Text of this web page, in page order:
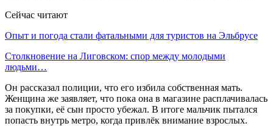
Сейчас читают
Опыт и погода стали фатальными для туристов на Эльбрусе
Столкновение на Лиговском: спор между молодыми
людьми…
Он рассказал полиции, что его избила собственная мать.
Женщина же заявляет, что пока она в магазине расплачивалась
за покупки, её сын просто убежал. В итоге мальчик пытался
попасть внутрь метро, когда привлёк внимание взрослых.